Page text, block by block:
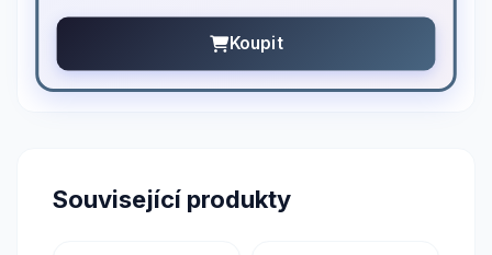
Koupit
Související produkty